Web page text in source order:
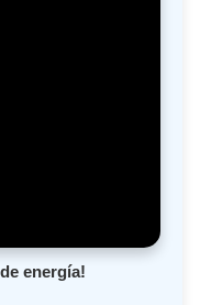
energía!